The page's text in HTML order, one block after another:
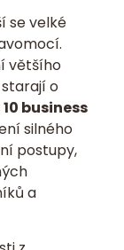
se velké
většího
o
10 business
silného
postupy,
a